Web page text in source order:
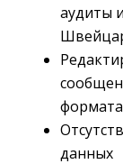
аудиты
формата
данных